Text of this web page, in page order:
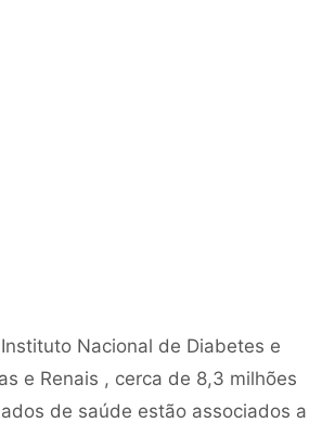
Nacional de Diabetes e
e Renais , cerca de 8,3 milhões
de saúde estão associados a